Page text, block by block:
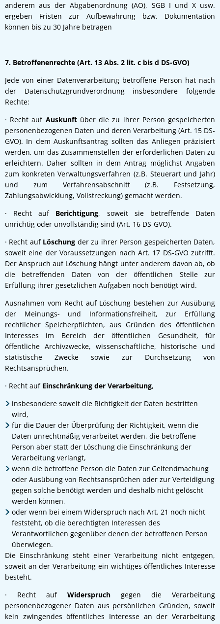
anderem aus der Abgabenordnung (AO), SGB I und X usw.
ergeben Fristen zur Aufbewahrung bzw. Dokumentation
können bis zu 30 Jahre betragen
7. Betroffenenrechte (Art. 13 Abs. 2 lit. c bis d DS-GVO)
Jede von einer Datenverarbeitung betroffene Person hat nach
der Datenschutzgrundverordnung insbesondere folgende
Rechte:
· Recht auf Auskunft über die zu ihrer Person gespeicherten
personenbezogenen Daten und deren Verarbeitung (Art. 15 DS-
GVO). In dem Auskunftsantrag sollten das Anliegen präzisiert
werden, um das Zusammenstellen der erforderlichen Daten zu
erleichtern. Daher sollten in dem Antrag möglichst Angaben
zum konkreten Verwaltungsverfahren (z.B. Steuerart und Jahr)
und zum Verfahrensabschnitt (z.B. Festsetzung,
Zahlungsabwicklung, Vollstreckung) gemacht werden.
· Recht auf Berichtigung, soweit sie betreffende Daten
unrichtig oder unvollständig sind (Art. 16 DS-GVO).
· Recht auf Löschung der zu ihrer Person gespeicherten Daten,
soweit eine der Voraussetzungen nach Art. 17 DS-GVO zutrifft.
Der Anspruch auf Löschung hängt unter anderem davon ab, ob
die betreffenden Daten von der öffentlichen Stelle zur
Erfüllung ihrer gesetzlichen Aufgaben noch benötigt wird.
Ausnahmen vom Recht auf Löschung bestehen zur Ausübung
der Meinungs- und Informationsfreiheit, zur Erfüllung
rechtlicher Speicherpflichten, aus Gründen des öffentlichen
Interesses im Bereich der öffentlichen Gesundheit, für
öffentliche Archivzwecke, wissenschaftliche, historische und
statistische Zwecke sowie zur Durchsetzung von
Rechtsansprüchen.
· Recht auf Einschränkung der Verarbeitung,
insbesondere soweit die Richtigkeit der Daten bestritten
wird,
für die Dauer der Überprüfung der Richtigkeit, wenn die
Daten unrechtmäßig verarbeitet werden, die betroffene
Person aber statt der Löschung die Einschränkung der
Verarbeitung verlangt,
wenn die betroffene Person die Daten zur Geltendmachung
oder Ausübung von Rechtsansprüchen oder zur Verteidigung
gegen solche benötigt werden und deshalb nicht gelöscht
werden können,
oder wenn bei einem Widerspruch nach Art. 21 noch nicht
feststeht, ob die berechtigten Interessen des
Verantwortlichen gegenüber denen der betroffenen Person
überwiegen.
Die Einschränkung steht einer Verarbeitung nicht entgegen,
soweit an der Verarbeitung ein wichtiges öffentliches Interesse
besteht.
· Recht auf Widerspruch gegen die Verarbeitung
personenbezogener Daten aus persönlichen Gründen, soweit
kein zwingendes öffentliches Interesse an der Verarbeitung